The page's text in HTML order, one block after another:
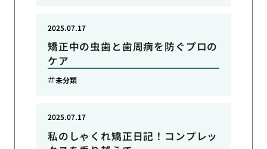
矯正中の虫歯と歯周病を防ぐプロの
ケア
2025.07.17
未分類
私のしゃくれ矯正日記！コンプレッ
2025.07.17